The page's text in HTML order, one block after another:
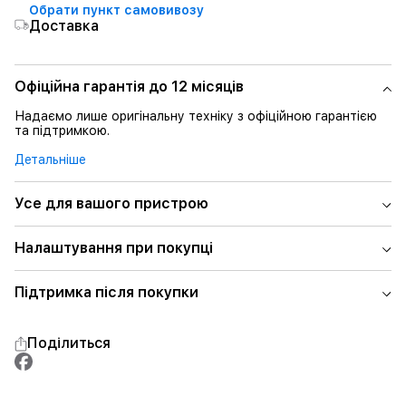
Обрати пункт самовивозу
Доставка
Офіційна гарантія до 12 місяців
Надаємо лише оригінальну техніку з офіційною гарантією
та підтримкою.
Детальніше
Усе для вашого пристрою
Налаштування при покупці
Підтримка після покупки
Поділиться